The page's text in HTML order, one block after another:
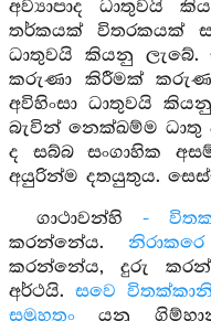
අව්‍යාපාද ධාතුවයි
තර්කයක් විතරකයක්
ධාතුවයි කියනු
කරුණා කිරීමක්
අවිහිංසා ධාතුවයි
බැවින් නෙක්ඛම්ම ධාතු
ද සබ්බ සංගාහික
අයුරින්ම දතයුතුය.
ගාථාවන්හි -
කරන්නේය. නිරාකරෙ
කරන්නේය, දුරු
අර්ථයි.සවෙ
සමූහතං යනු